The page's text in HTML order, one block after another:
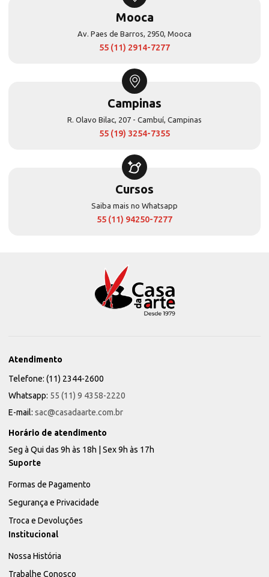
Mooca
Av. Paes de Barros, 2950, Mooca
55 (11) 2914-7277
Campinas
R. Olavo Bilac, 207 - Cambuí, Campinas
55 (19) 3254-7355
Cursos
Saiba mais no Whatsapp
55 (11) 94250-7277
Atendimento
Telefone: (11) 2344-2600
Whatsapp: 55 (11) 9 4358-2220
E-mail: sac@casadaarte.com.br
Horário de atendimento
Seg à Qui das 9h às 18h | Sex 9h às 17h
Suporte
Formas de Pagamento
Segurança e Privacidade
Troca e Devoluções
Institucional
Nossa História
Trabalhe Conosco